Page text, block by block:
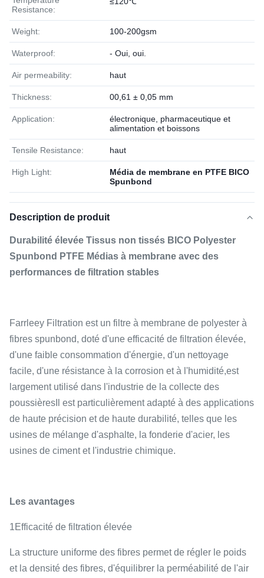
Resistance:
Weight: 100-200gsm
Waterproof: - Oui, oui.
Air permeability: haut
Thickness: 00,61 ± 0,05 mm
Application:
électronique, pharmaceutique et
alimentation et boissons
Tensile Resistance: haut
High Light:
Média de membrane en PTFE BICO
Spunbond
Description de produit
Durabilité élevée Tissus non tissés BICO Polyester
Spunbond PTFE Médias à membrane avec des
performances de filtration stables
Farrleey Filtration est un filtre à membrane de polyester à
fibres spunbond, doté d'une efficacité de filtration élevée,
d'une faible consommation d'énergie, d'un nettoyage
facile, d'une résistance à la corrosion et à l'humidité,est
largement utilisé dans l'industrie de la collecte des
poussièresIl est particulièrement adapté à des applications
de haute précision et de haute durabilité, telles que les
usines de mélange d'asphalte, la fonderie d'acier, les
usines de ciment et l'industrie chimique.
Les avantages
1Efficacité de filtration élevée
La structure uniforme des fibres permet de régler le poids
et la densité des fibres, d'équilibrer la perméabilité de l'air